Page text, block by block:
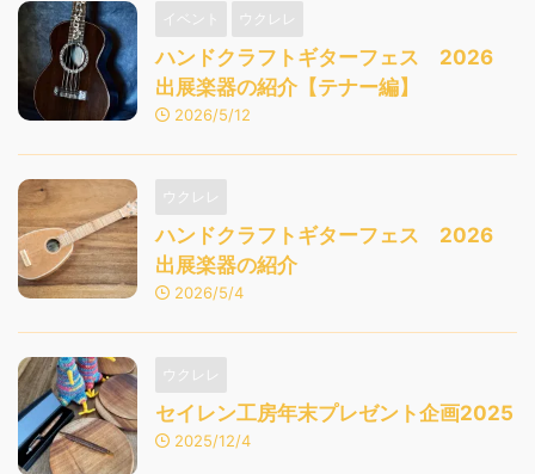
イベント ウクレレ
ハンドクラフトギターフェス 2026
出展楽器の紹介【テナー編】
2026/5/12
ウクレレ
ハンドクラフトギターフェス 2026
出展楽器の紹介
2026/5/4
ウクレレ
セイレン工房年末プレゼント企画2025
2025/12/4